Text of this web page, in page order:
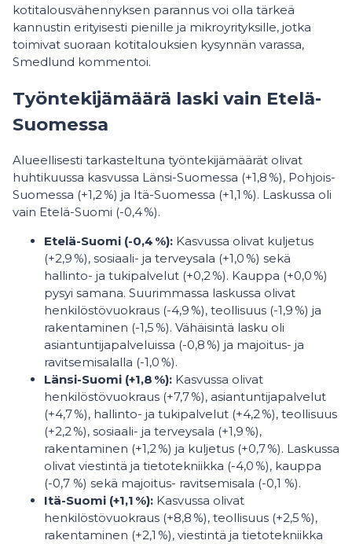
kotitalousvähennyksen parannus voi olla tärkeä
kannustin erityisesti pienille ja mikroyrityksille, jotka
toimivat suoraan kotitalouksien kysynnän varassa,
Smedlund kommentoi.
Työntekijämäärä laski vain Etelä-
Suomessa
Alueellisesti tarkasteltuna työntekijämäärät olivat
huhtikuussa kasvussa Länsi-Suomessa (+1,8 %), Pohjois-
Suomessa (+1,2 %) ja Itä-Suomessa (+1,1 %). Laskussa oli
vain Etelä-Suomi (-0,4 %).
Etelä-Suomi (-0,4 %): Kasvussa olivat kuljetus
(+2,9 %), sosiaali- ja terveysala (+1,0 %) sekä
hallinto- ja tukipalvelut (+0,2 %). Kauppa (+0,0 %)
pysyi samana. Suurimmassa laskussa olivat
henkilöstövuokraus (-4,9 %), teollisuus (-1,9 %) ja
rakentaminen (-1,5 %). Vähäisintä lasku oli
asiantuntijapalveluissa (-0,8 %) ja majoitus- ja
ravitsemisalalla (-1,0 %).
Länsi-Suomi (+1,8 %): Kasvussa olivat
henkilöstövuokraus (+7,7 %), asiantuntijapalvelut
(+4,7 %), hallinto- ja tukipalvelut (+4,2 %), teollisuus
(+2,2 %), sosiaali- ja terveysala (+1,9 %),
rakentaminen (+1,2 %) ja kuljetus (+0,7 %). Laskussa
olivat viestintä ja tietotekniikka (-4,0 %), kauppa
(-0,7 %) sekä majoitus- ravitsemisala (-0,1 %).
Itä-Suomi (+1,1 %): Kasvussa olivat
henkilöstövuokraus (+8,8 %), teollisuus (+2,5 %),
rakentaminen (+2,1 %), viestintä ja tietotekniikka